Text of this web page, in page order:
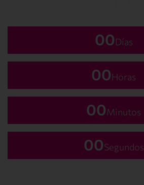
00Días
00Horas
00Minutos
00Segundos